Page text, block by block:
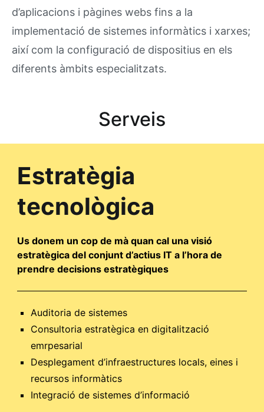
d’aplicacions i pàgines webs fins a la
implementació de sistemes informàtics i xarxes;
així com la configuració de dispositius en els
diferents àmbits especialitzats.
Serveis
Estratègia
tecnològica
Us donem un cop de mà quan cal una visió
estratègica del conjunt d’actius IT a l’hora de
prendre decisions estratègiques
Auditoria de sistemes
Consultoria estratègica en digitalització
emrpesarial
Desplegament d’infraestructures locals, eines i
recursos informàtics
Integració de sistemes d’informació